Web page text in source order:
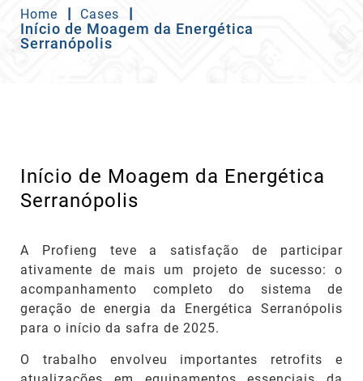
Home Cases
Início de Moagem da Energética
Serranópolis
Início de Moagem da Energética
Serranópolis
A Profieng teve a satisfação de participar
ativamente de mais um projeto de sucesso: o
acompanhamento completo do sistema de
geração de energia da Energética Serranópolis
para o início da safra de 2025.
O trabalho envolveu importantes retrofits e